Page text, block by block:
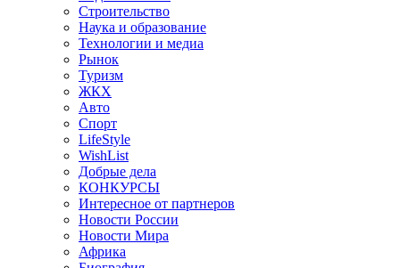
Строительство
Наука и образование
Технологии и медиа
Рынок
Туризм
ЖКХ
Авто
Спорт
LifeStyle
WishList
Добрые дела
КОНКУРСЫ
Интересное от партнеров
Новости России
Новости Мира
Африка